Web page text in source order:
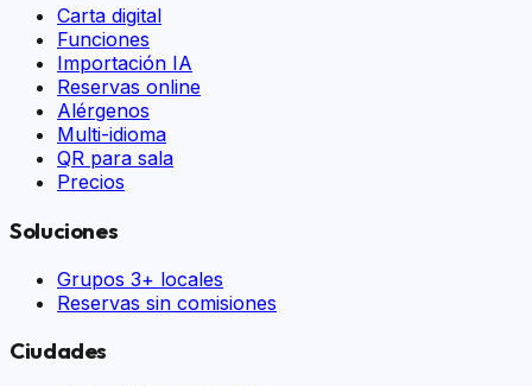
Carta digital
Funciones
Importación IA
Reservas online
Alérgenos
Multi-idioma
QR para sala
Precios
Soluciones
Grupos 3+ locales
Reservas sin comisiones
Ciudades